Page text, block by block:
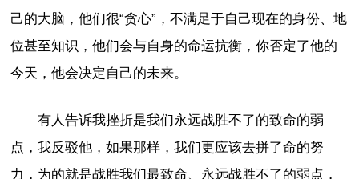
己的大脑，他们很“贪心”，不满足于自己现在的身份、地
位甚至知识，他们会与自身的命运抗衡，你否定了他的
今天，他会决定自己的未来。
有人告诉我挫折是我们永远战胜不了的致命的弱
点，我反驳他，如果那样，我们更应该去拼了命的努
力，为的就是战胜我们最致命、永远战胜不了的弱点，